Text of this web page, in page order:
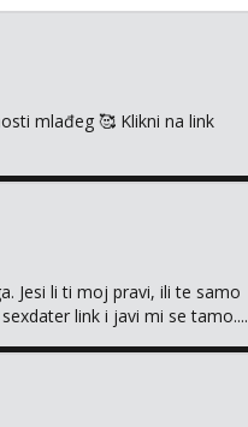
mlađeg 🥰 Klikni na link
Jesi li ti moj pravi, ili te samo
link i javi mi se tamo....